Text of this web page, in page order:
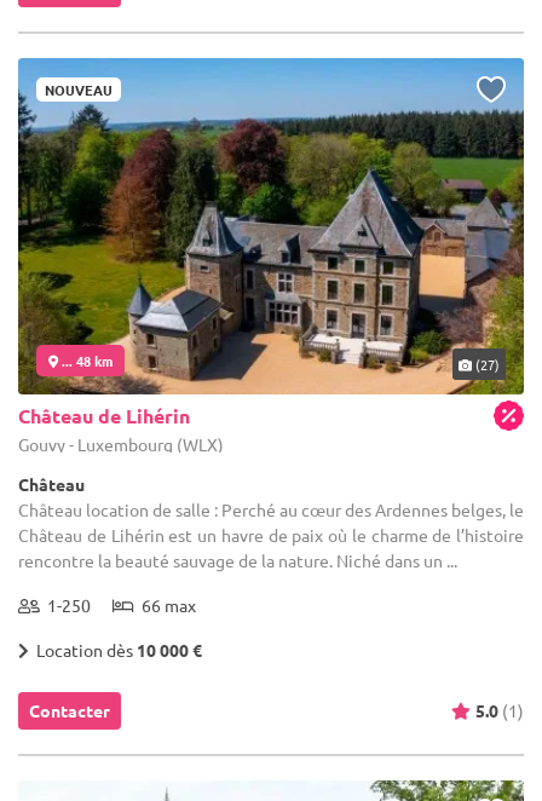
NOUVEAU
... 48 km (27)
Château de Lihérin
Gouvy - Luxembourg (WLX)
Château
Château location de salle : Perché au cœur des Ardennes belges, le
Château de Lihérin est un havre de paix où le charme de l’histoire
rencontre la beauté sauvage de la nature. Niché dans un ...
1-250 66 max
Location dès 10 000 €
Contacter 5.0 (1)